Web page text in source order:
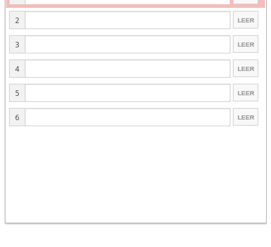
2
3
4
5
6